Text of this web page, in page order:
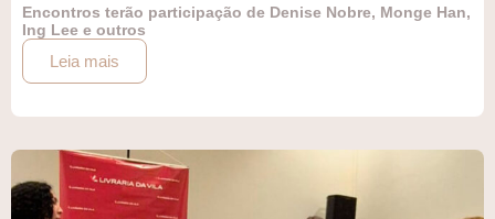
Encontros terão participação de Denise Nobre, Monge Han,
Ing Lee e outros
Leia mais